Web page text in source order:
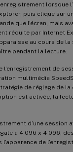
lorsque
puis clique sur
que l’écran, mais
réduite par Internet
au cours de la
pendant la lecture.
l’enregistrement de
multimédia
de réglage de la
est activée, la
d’une session
à 4 096 x 4 096,
de